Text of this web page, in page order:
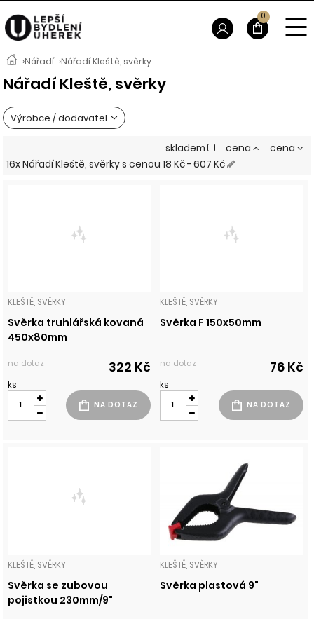
›Nářadí ›Nářadí Kleště, svěrky
Nářadí Kleště, svěrky
Výrobce / dodavatel
skladem cena
cena
16x Nářadí Kleště, svěrkys cenou18 Kč - 607 Kč
KLEŠTĚ, SVĚRKY
Svěrka truhlářská kovaná
450x80mm
na dotaz 322 Kč
ks
KLEŠTĚ, SVĚRKY
Svěrka F 150x50mm
na dotaz 76 Kč
ks
KLEŠTĚ, SVĚRKY
Svěrka se zubovou
pojistkou 230mm/9"
KLEŠTĚ, SVĚRKY
Svěrka plastová 9"
0